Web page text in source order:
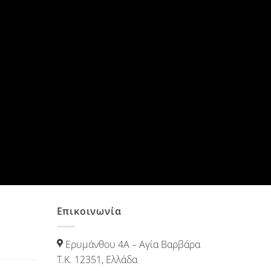
Επικοινωνία
Ερυμάνθου 4Α – Αγία Βαρβάρα
Τ.Κ. 12351, Ελλάδα